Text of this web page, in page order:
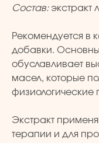
Состав:экстракт
Рекомендуется в
добавки.
обуславливает
масел, которые
физиологические
Экстракт
терапии и для